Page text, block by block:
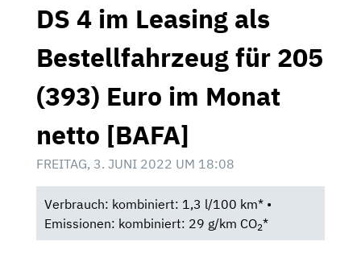
DS 4 im Leasing als
Bestellfahrzeug für 205
(393) Euro im Monat
netto [BAFA]
FREITAG, 3. JUNI 2022 UM 18:08
Verbrauch: kombiniert: 1,3 l/100 km* •
Emissionen: kombiniert: 29 g/km CO2*